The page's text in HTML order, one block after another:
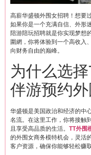
高薪华盛顿外围女招聘！想要
如果你是一个充满自信、外形
陪游陪玩招聘就是你实现梦想
圍網，你将体验到一个高收入
向财务自由的巅峰。
为什么选
伴游预约
华盛顿是美国政治和经济的中
名流。在这里工作，你将接触
且享受高品质的生活。 TT外围
的外围女商务模特机会，灵活
客户资源，确保你能够轻松赚